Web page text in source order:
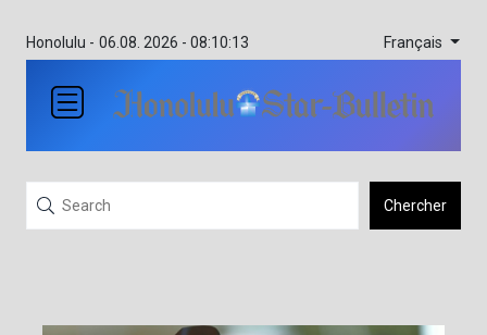
Honolulu - 06.08. 2026 - 08:10:13 Français
Chercher